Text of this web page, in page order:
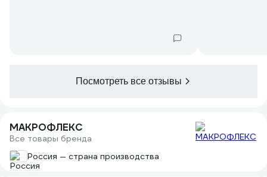
Посмотреть все отзывы
МАКРОФЛЕКС
Все товары бренда
Россия — страна производства